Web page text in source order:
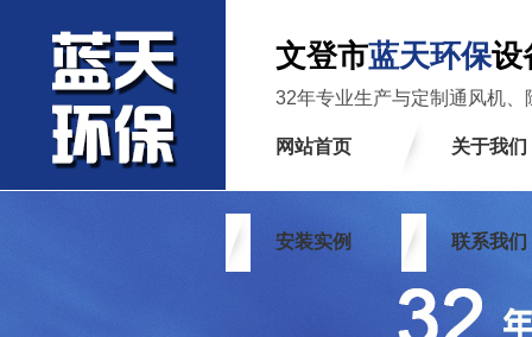
文登市蓝天环保设
32年专业生产与定制通风机、
网站首页 关于我们
安装实例 联系我们